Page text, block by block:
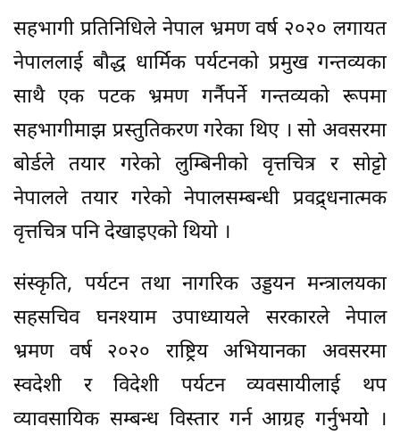
सहभागी प्रतिनिधिले नेपाल भ्रमण वर्ष २०२० लगायत
नेपाललाई बौद्ध धार्मिक पर्यटनको प्रमुख गन्तव्यका
साथै एक पटक भ्रमण गर्नैपर्ने गन्तव्यको रूपमा
सहभागीमाझ प्रस्तुतिकरण गरेका थिए । सो अवसरमा
बोर्डले तयार गरेको लुम्बिनीको वृत्तचित्र र सोट्टो
नेपालले तयार गरेको नेपालसम्बन्धी प्रवद्र्धनात्मक
वृत्तचित्र पनि देखाइएको थियो ।
संस्कृति, पर्यटन तथा नागरिक उड्डयन मन्त्रालयका
सहसचिव घनश्याम उपाध्यायले सरकारले नेपाल
भ्रमण वर्ष २०२० राष्ट्रिय अभियानका अवसरमा
स्वदेशी र विदेशी पर्यटन व्यवसायीलाई थप
व्यावसायिक सम्बन्ध विस्तार गर्न आग्रह गर्नुभयोे ।